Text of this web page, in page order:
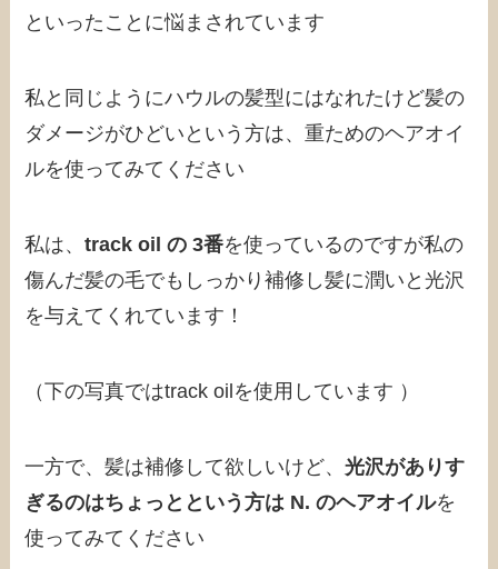
といったことに悩まされています
私と同じようにハウルの髪型にはなれたけど髪の
ダメージがひどいという方は、重ためのヘアオイ
ルを使ってみてください
私は、track oil の 3番を使っているのですが私の
傷んだ髪の毛でもしっかり補修し髪に潤いと光沢
を与えてくれています！
（下の写真ではtrack oilを使用しています ）
一方で、髪は補修して欲しいけど、光沢がありす
ぎるのはちょっとという方は N. のヘアオイルを
使ってみてください